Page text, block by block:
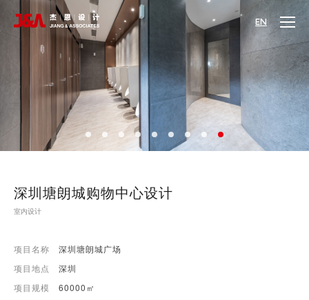
EN
深圳塘朗城购物中心设计
室内设计
项目名称
深圳塘朗城广场
项目地点
深圳
项目规模
60000㎡